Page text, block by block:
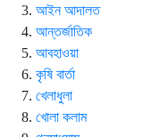
আইন আদালত
আন্তর্জাতিক
আবহাওয়া
কৃষি বার্তা
খেলাধুলা
খোলা কলাম